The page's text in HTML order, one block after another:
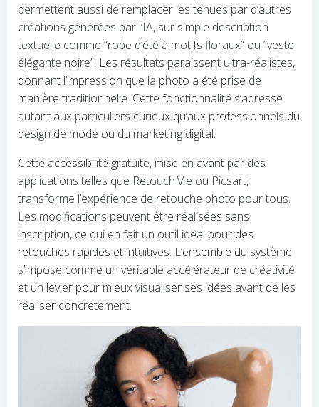
permettent aussi de remplacer les tenues par d’autres
créations générées par l’IA, sur simple description
textuelle comme “robe d’été à motifs floraux” ou “veste
élégante noire”. Les résultats paraissent ultra-réalistes,
donnant l’impression que la photo a été prise de
manière traditionnelle. Cette fonctionnalité s’adresse
autant aux particuliers curieux qu’aux professionnels du
design de mode ou du marketing digital.
Cette accessibilité gratuite, mise en avant par des
applications telles que RetouchMe ou Picsart,
transforme l’expérience de retouche photo pour tous.
Les modifications peuvent être réalisées sans
inscription, ce qui en fait un outil idéal pour des
retouches rapides et intuitives. L’ensemble du système
s’impose comme un véritable accélérateur de créativité
et un levier pour mieux visualiser ses idées avant de les
réaliser concrètement.